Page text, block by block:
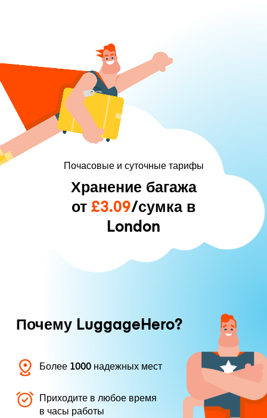
Почасовые и суточные тарифы
Хранение багажа
от £3.09/сумка в
London
Почему LuggageHero?
Более 1000 надежных мест
Приходите в любое время
в часы работы